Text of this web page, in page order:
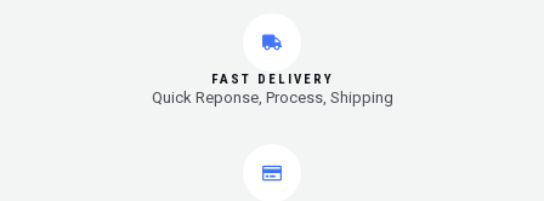
FAST DELIVERY
Quick Reponse, Process, Shipping